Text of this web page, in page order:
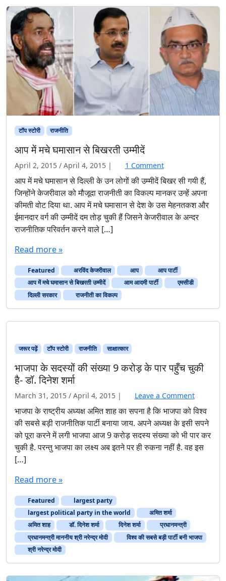
टॉप स्टोरी राजनीति
आप में मचे घमासान से बिखरती उम्मीदें
April 2, 2015 / April 4, 2015 | 1 Commento
n
आ
प
में
म
न
से
ती
आप में मचे घमासान से दिल्ली के उन लोगों की उम्मीदें बिखर सी गयी हैं,
जिन्होंने केजरीवाल को मौजूदा राजनीती का विकल्प मानकर उन्हें अपना
कीमती वोट दिया था. आप में मचे घमासान से देश के उस मेहनतकश और
ईमानदार वर्ग की उम्मीदें दम तोड़ चुकी हैं जिसने केजरीवाल के अन्दर
राजनीतिक परिवर्तन करने वाले […]
Read more »
Featured अरविंद केजरीवाल आप
आप पार्टी
आप में मचे घमासान से बिखरती उम्मीदें
आम आदमी पार्टी
एमसीडी
दिल्ली सरकार
राजनीती का विकल्प
जरूर पढ़ें टॉप स्टोरी राजनीति साक्षात्‍कार
भाजपा के सदस्यों की संख्या 9 करोड़ के पार पहुँच चुकी
है- डॉ. दिनेश शर्मा
March 31, 2015 / April 4, 2015 | Leave a Comment
भाजपा के राष्ट्रीय अध्यक्ष अमित शाह का सपना है कि भाजपा को विश्व
की सबसे बड़ी राजनीतिक पार्टी बनाया जाय. अपने अध्यक्ष के इसी सपने
को पूरा करने में लगी भाजपा आज 9 करोड़ सदस्य संख्या को भी पार कर
चुकी है. परन्तु भाजपा का लक्ष्य अब इतने पर ही रुकना नहीं है. वह इस
[…]
Read more »
Featured
largest party
largest political party in the world
अमित शर्मा
अमित शाह
डॉ. दिनेश शर्मा दिनेश शर्मा
प्रधानमन्त्री
प्रधानमन्त्री माननीय श्री नरेन्द्र मोदी
विश्व की सबसे बड़ी पार्टी बनी भाजपा
श्री नरेन्द्र मोदी